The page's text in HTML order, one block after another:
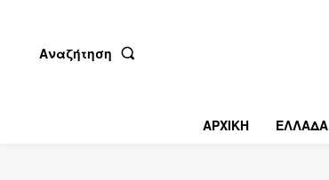
Αναζήτηση
ΑΡΧΙΚΗ ΕΛΛΑΔΑ